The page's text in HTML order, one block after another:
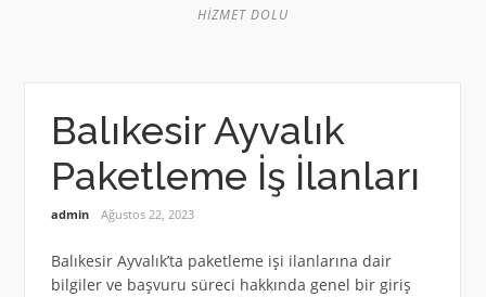
HIZMET DOLU
Balıkesir Ayvalık
Paketleme İş İlanları
admin Ağustos 22, 2023
Balıkesir Ayvalık’ta paketleme işi ilanlarına dair
bilgiler ve başvuru süreci hakkında genel bir giriş